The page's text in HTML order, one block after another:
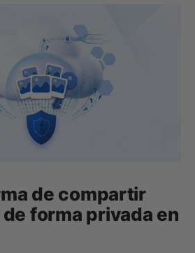
de compartir
forma privada en